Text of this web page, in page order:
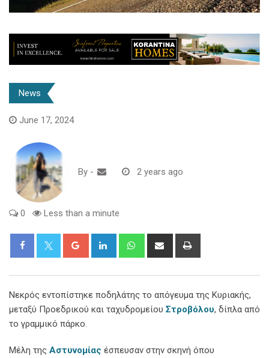
News
June 17, 2024
By - 2 years ago
0 Less than a minute
Google+ LinkedIn WhatsappShare
Νεκρός εντοπίστηκε ποδηλάτης το απόγευμα της Κυριακής,
μεταξύ Προεδρικού και ταχυδρομείου Στροβόλου, δίπλα από
το γραμμικό πάρκο.
Μέλη της Αστυνομίας έσπευσαν στην σκηνή όπου